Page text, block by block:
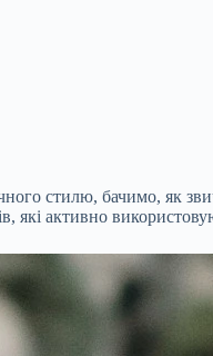
стилю, бачимо, як
які активно